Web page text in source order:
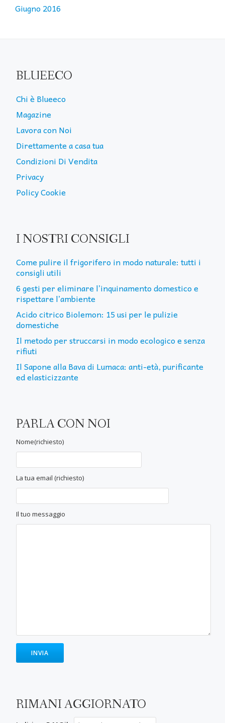
Giugno 2016
BLUEECO
Chi è Blueeco
Magazine
Lavora con Noi
Direttamente a casa tua
Condizioni Di Vendita
Privacy
Policy Cookie
I NOSTRI CONSIGLI
Come pulire il frigorifero in modo naturale: tutti i
consigli utili
6 gesti per eliminare l’inquinamento domestico e
rispettare l’ambiente
Acido citrico Biolemon: 15 usi per le pulizie
domestiche
Il metodo per struccarsi in modo ecologico e senza
rifiuti
Il Sapone alla Bava di Lumaca: anti-età, purificante
ed elasticizzante
PARLA CON NOI
Nome(richiesto)
La tua email (richiesto)
Il tuo messaggio
RIMANI AGGIORNATO